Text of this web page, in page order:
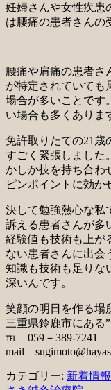
妊婦さんや女性疾患
は腰痛の患者さんの
腰痛や肩痛の患者さ
が特定されていても
場合が多いことです
い場合も多くありま
免許取りたての21歳
すごく緊張しました
かしか技を持ち合わ
ピンポイントに効
決して勉強熱心な私
訴える患者さんが多
経験値も技術も上が
ない患者さんに出
知識も技術も足りな
深いんです。
笑顔の明日を作る場
三重県鈴鹿市にある
℡ 059－389-7241
mail
カテゴリー: 新着情報